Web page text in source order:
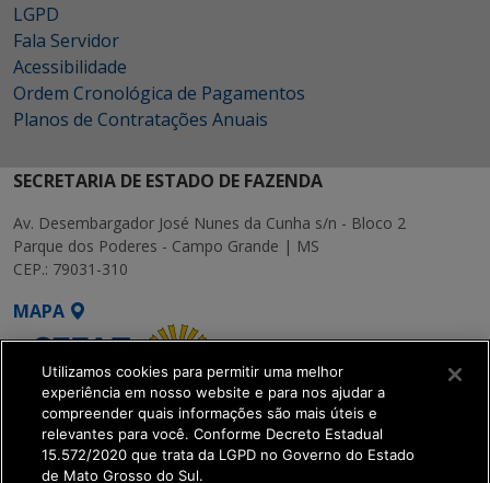
LGPD
Fala Servidor
Acessibilidade
Ordem Cronológica de Pagamentos
Planos de Contratações Anuais
SECRETARIA DE ESTADO DE FAZENDA
Av. Desembargador José Nunes da Cunha s/n - Bloco 2
Parque dos Poderes - Campo Grande | MS
CEP.: 79031-310
MAPA
SETDIG | Secretaria-
Utilizamos cookies para permitir uma melhor
experiência em nosso website e para nos ajudar a
compreender quais informações são mais úteis e
relevantes para você. Conforme Decreto Estadual
15.572/2020 que trata da LGPD no Governo do Estado
de Mato Grosso do Sul.